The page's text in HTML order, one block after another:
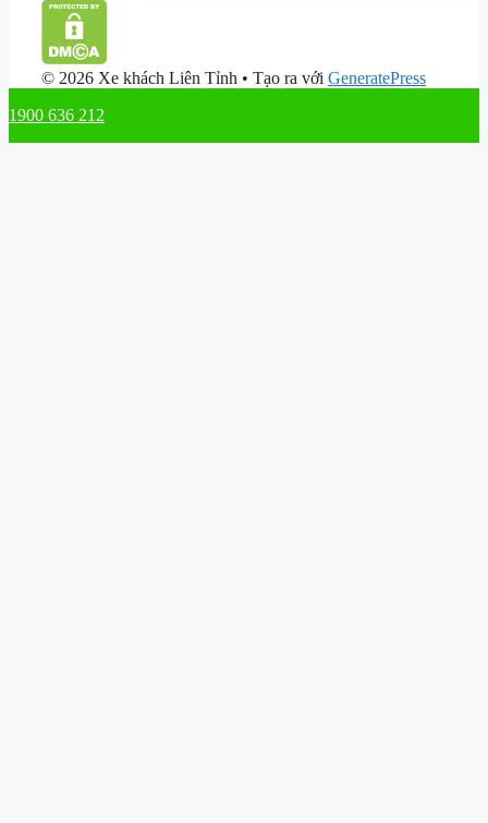
© 2026 Xe khách Liên Tỉnh • Tạo ra với GeneratePress
1900 636 212